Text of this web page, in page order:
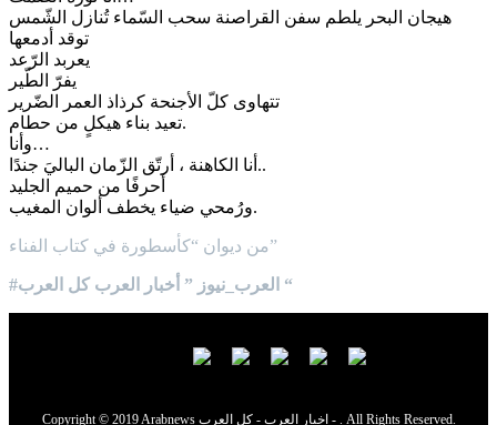
هيجان البحر يلطم سفن القراصنة سحب السّماء تُنازل الشّمس
توقد أدمعها
يعربد الرّعد
يفرّ الطّير
تتهاوى كلّ الأجنحة كرذاذ العمر الضّرير
تعيد بناء هيكلٍ من حطام.
وأنا…
أنا الكاهنة ، أرتّق الزّمان الباليَ جندًا..
أحرفًا من حميم الجليد
ورُمحي ضياء يخطف ألوان المغيب.
من ديوان “كأسطورة في كتاب الفناء”
#العرب_نيوز ” أخبار العرب كل العرب “
Copyright © 2019 Arabnews اخبار العرب - كل العرب - . All Rights Reserved.